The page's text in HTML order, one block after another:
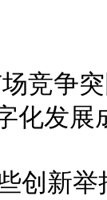
创新